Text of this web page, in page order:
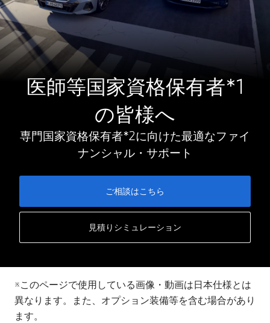
医師等国家資格保有者*1​
の皆様へ
専門国家資格保有者*2​に向けた最適なファイ
ナンシャル・サポート
ご相談はこちら
見積りシミュレーション
※このページで使用している画像・動画は日本仕様とは
異なります。また、オプション装備等を含む場合があり
ます。